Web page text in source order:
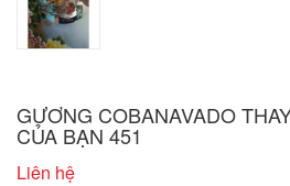
GƯƠNG COBANAVADO
CỦA BẠN 451
Liên hệ